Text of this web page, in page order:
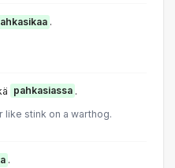
.
pahkasiassa .
like stink on a warthog.
.